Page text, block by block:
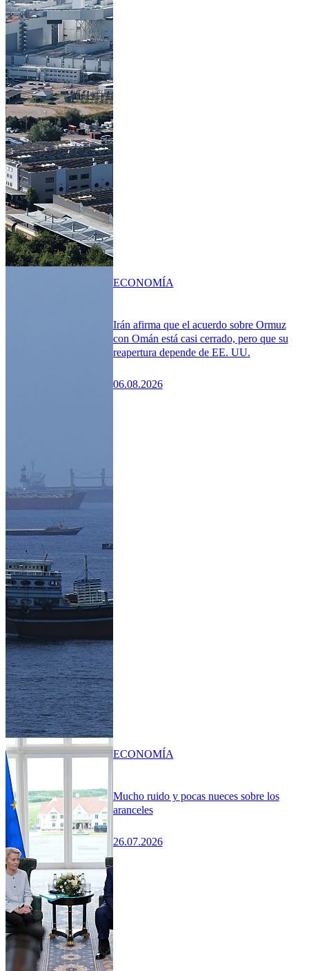
Irán afirma que el acuerdo sobre Ormuz
con Omán está casi cerrado, pero que su
reapertura depende de EE. UU.
06.08.2026
ECONOMÍA
Mucho ruido y pocas nueces sobre los
aranceles
26.07.2026
ECONOMÍA